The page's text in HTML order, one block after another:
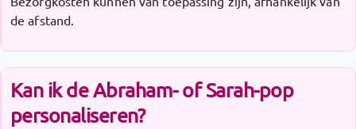
de afstand.
Kan ik de Abraham- of Sarah-pop
personaliseren?